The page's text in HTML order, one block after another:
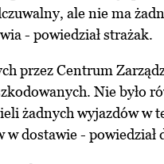
ale nie ma
- powiedział strażak.
przez Centrum
Nie było
żadnych wyjazdów w
w dostawie - powiedział